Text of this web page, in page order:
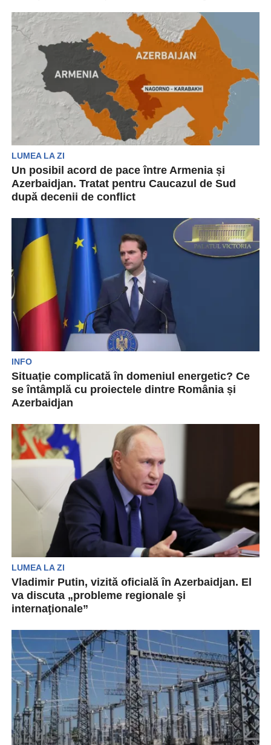
cel puțin...
LUMEA LA ZI
Un posibil acord de pace între Armenia și
Azerbaidjan. Tratat pentru Caucazul de Sud
după decenii de conflict
pacea în Caucazul de Sud după decenii de...
INFO
Situație complicată în domeniul energetic? Ce
se întâmplă cu proiectele dintre România și
Azerbaidjan
proiecte megalomice în domeniul energiei,
conform ministrului Sebastian Burduja....
LUMEA LA ZI
Vladimir Putin, vizită oficială în Azerbaidjan. El
va discuta „probleme regionale şi
internaţionale”
de o vizită în Azerbaidjan pe 18 și 19 august....